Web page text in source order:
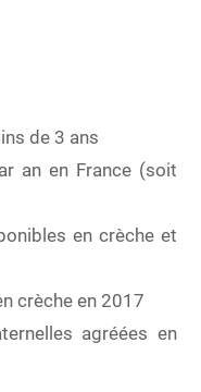
de 3 ans
an en France (soit
en crèche et
crèche en 2017
agréées en